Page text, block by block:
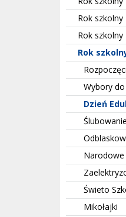
Rok
Rok
Rok
Wybory
Dzień
Narodowe
Świeto
Mikołajki